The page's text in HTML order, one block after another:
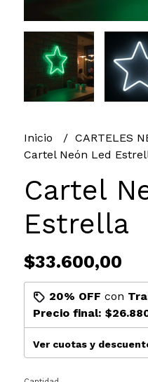
Inicio
CARTELES
Cartel Neón Led
Cartel
Estrella
$33.600,00
20% OFF con
Precio final:
Ver cuotas y